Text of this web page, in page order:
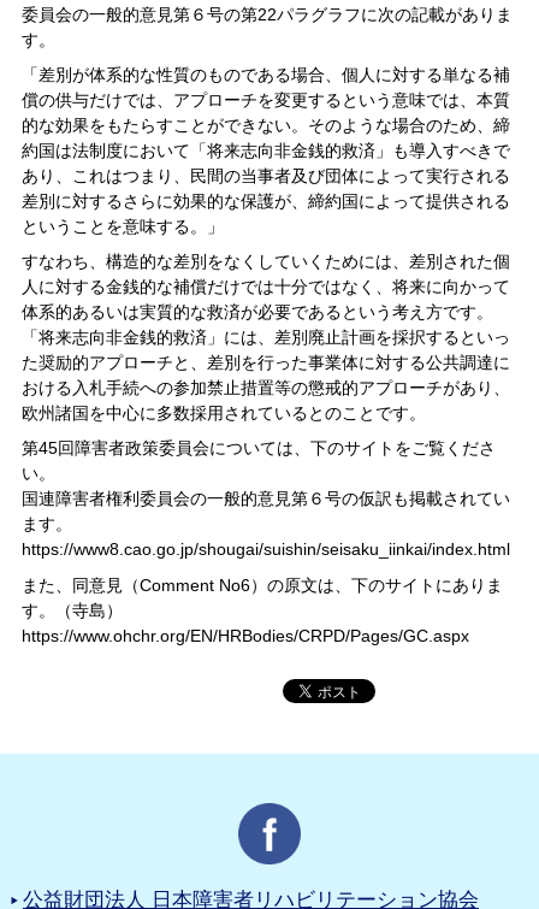
委員会の一般的意見第６号の第22パラグラフに次の記載がありま
す。
「差別が体系的な性質のものである場合、個人に対する単なる補
償の供与だけでは、アプローチを変更するという意味では、本質
的な効果をもたらすことができない。そのような場合のため、締
約国は法制度において「将来志向非金銭的救済」も導入すべきで
あり、これはつまり、民間の当事者及び団体によって実行される
差別に対するさらに効果的な保護が、締約国によって提供される
ということを意味する。」
すなわち、構造的な差別をなくしていくためには、差別された個
人に対する金銭的な補償だけでは十分ではなく、将来に向かって
体系的あるいは実質的な救済が必要であるという考え方です。
「将来志向非金銭的救済」には、差別廃止計画を採択するといっ
た奨励的アプローチと、差別を行った事業体に対する公共調達に
おける入札手続への参加禁止措置等の懲戒的アプローチがあり、
欧州諸国を中心に多数採用されているとのことです。
第45回障害者政策委員会については、下のサイトをご覧くださ
い。
国連障害者権利委員会の一般的意見第６号の仮訳も掲載されてい
ます。
https://www8.cao.go.jp/shougai/suishin/seisaku_iinkai/index.html
また、同意見（Comment No6）の原文は、下のサイトにありま
す。（寺島）
https://www.ohchr.org/EN/HRBodies/CRPD/Pages/GC.aspx
公益財団法人 日本障害者リハビリテーション協会